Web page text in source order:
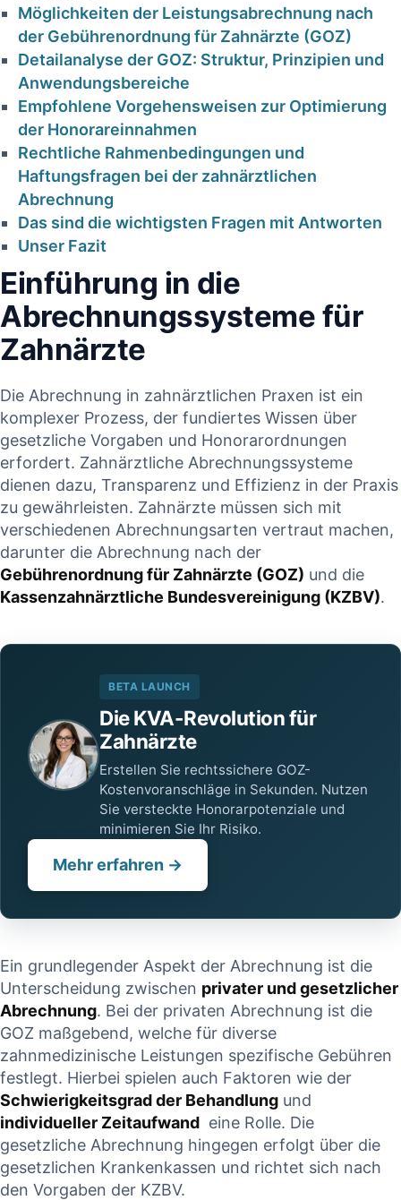
HKP korrekt
erstellt – warum
die PKV trotzdem
kürzt |
Fachanalyse für
Zahnärzte
18. Januar 2026
CONTINUE READING
Möglichkeiten der ⁢Leistungsabrechnung nach
der Gebührenordnung ​für Zahnärzte (GOZ)
Detailanalyse der GOZ: Struktur, Prinzipien und
Anwendungsbereiche
Empfohlene Vorgehensweisen zur Optimierung
der ⁢Honorareinnahmen⁢ ​
Rechtliche Rahmenbedingungen und
Haftungsfragen bei der zahnärztlichen
Abrechnung
Das sind die ​wichtigsten Fragen‍ mit Antworten
Unser ​Fazit
Einführung in⁢ die
Abrechnungssysteme für
Zahnärzte
Die ‍Abrechnung in‍ zahnärztlichen Praxen ist ein
komplexer ⁢Prozess, der fundiertes Wissen über
gesetzliche Vorgaben‌ und Honorarordnungen
‍erfordert.‍ Zahnärztliche Abrechnungssysteme
dienen dazu,‍ Transparenz und Effizienz in der Praxis
zu gewährleisten.‍ Zahnärzte müssen ‍sich mit
verschiedenen Abrechnungsarten vertraut machen,
darunter die ⁣Abrechnung nach der
Gebührenordnung ⁤für ‍Zahnärzte (GOZ) und die⁢
Kassenzahnärztliche Bundesvereinigung⁢ (KZBV).
BETA LAUNCH
Die KVA-Revolution für
Zahnärzte
Erstellen Sie rechtssichere GOZ-
Kostenvoranschläge in Sekunden. Nutzen
Sie versteckte Honorarpotenziale und
minimieren Sie Ihr Risiko.
Mehr erfahren →
Ein grundlegender Aspekt der Abrechnung ist ​die
Unterscheidung zwischen​ privater und‌ gesetzlicher
Abrechnung. Bei ‍der privaten Abrechnung ist die
GOZ maßgebend, ⁤welche für diverse
zahnmedizinische Leistungen spezifische Gebühren
⁢festlegt. Hierbei spielen auch ⁤Faktoren wie ⁣der⁢
Schwierigkeitsgrad⁢ der Behandlung und
individueller Zeitaufwand ⁤ eine Rolle. Die
gesetzliche Abrechnung hingegen ​erfolgt über ‍die
gesetzlichen Krankenkassen und richtet sich nach
den Vorgaben der KZBV.